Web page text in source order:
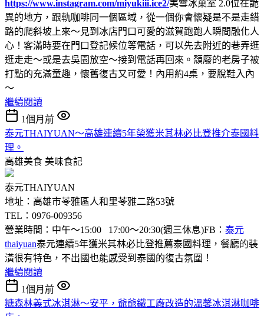
https://www.instagram.com/miyukiii.ice2/美雪冰菓室 2.0位在詭
異的地方，跟軌咖啡同一個區域，從一個你會懷疑是不是走錯
路的爬斜坡上來～見到冰店門口可愛的滋賀跑跑人瞬間融化人
心！客滿時要在門口登記候位等電話，可以先去附近的巷弄逛
逛走走～或是去吳園放空～接到電話再回來。頹廢的老房子被
打點的充滿童趣，懷舊復古又可愛！內用約4桌，要脫鞋入內
～
繼續閱讀
1個月前
泰元THAIYUAN～高雄連續5年榮獲米其林必比登推介泰國料
理。
高雄美食 美味食記
泰元THAIYUAN
地址：高雄市苓雅區人和里苓雅二路53號
TEL：0976-009356
營業時間：中午～15:00 17:00～20:30(週三休息)FB： 泰元
thaiyuan泰元連續5年獲米其林必比登推薦泰國料理，餐廳的裝
潢很有特色，不出國也能感受到泰國的復古氛圍！
繼續閱讀
1個月前
糖森林義式冰淇淋～安平，爺爺鐵工廠改造的溫馨冰淇淋咖啡